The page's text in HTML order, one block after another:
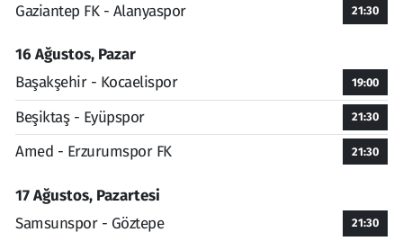
Gaziantep FK - Alanyaspor 21:30
16 Ağustos, Pazar
Başakşehir - Kocaelispor
19:00
Beşiktaş - Eyüpspor 21:30
Amed - Erzurumspor FK 21:30
17 Ağustos, Pazartesi
Samsunspor - Göztepe
21:30